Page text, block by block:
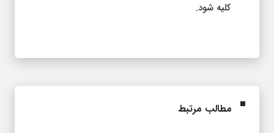
کلیه شود.
مطالب مرتبط